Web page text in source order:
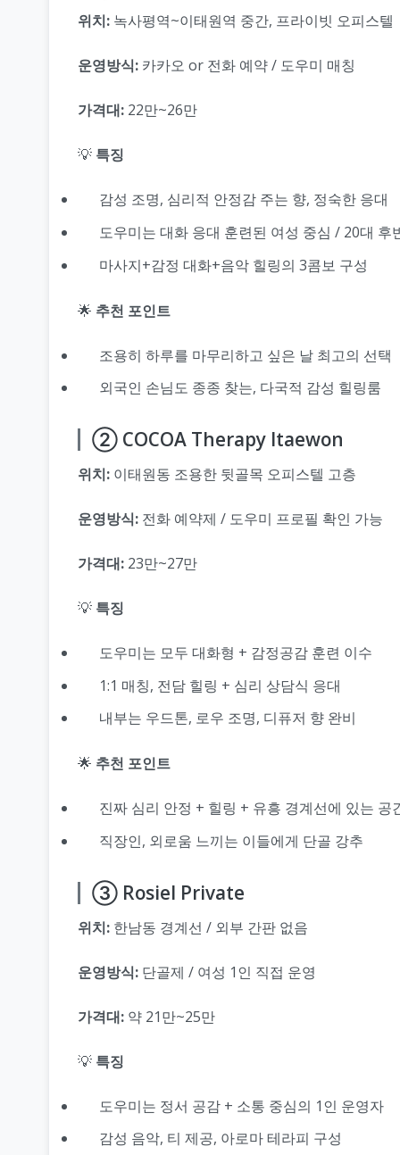
위치: 녹사평역~이태원역 중간, 프라이빗 오피스텔
운영방식: 카카오 or 전화 예약 / 도우미 매칭
가격대: 22만~26만
💡 특징
감성 조명, 심리적 안정감 주는 향, 정숙한 응대
도우미는 대화 응대 훈련된 여성 중심 / 20대 후
마사지+감정 대화+음악 힐링의 3콤보 구성
🌟 추천 포인트
조용히 하루를 마무리하고 싶은 날 최고의 선택
외국인 손님도 종종 찾는, 다국적 감성 힐링룸
② COCOA Therapy Itaewon
위치: 이태원동 조용한 뒷골목 오피스텔 고층
운영방식: 전화 예약제 / 도우미 프로필 확인 가능
가격대: 23만~27만
💡 특징
도우미는 모두 대화형 + 감정공감 훈련 이수
1:1 매칭, 전담 힐링 + 심리 상담식 응대
내부는 우드톤, 로우 조명, 디퓨저 향 완비
🌟 추천 포인트
진짜 심리 안정 + 힐링 + 유흥 경계선에 있는 공
직장인, 외로움 느끼는 이들에게 단골 강추
③ Rosiel Private
위치: 한남동 경계선 / 외부 간판 없음
운영방식: 단골제 / 여성 1인 직접 운영
가격대: 약 21만~25만
💡 특징
도우미는 정서 공감 + 소통 중심의 1인 운영자
감성 음악, 티 제공, 아로마 테라피 구성